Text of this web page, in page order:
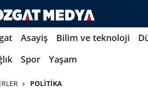
Asayiş Bilim ve teknoloji
Spor Yaşam
POLITIKA